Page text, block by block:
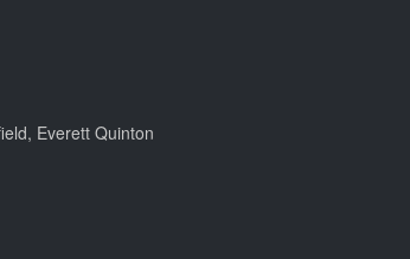
Everett Quinton